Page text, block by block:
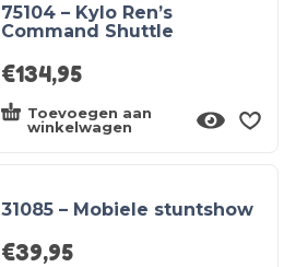
75104 – Kylo Ren’s
Command Shuttle
€134,95
Toevoegen aan
winkelwagen
31085 – Mobiele stuntshow
€39,95